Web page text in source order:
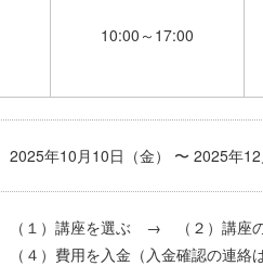
10:00～17:00
2025年10月10日（金） 〜 2025年
（１）講座を選ぶ → （２）講
（４）費用を入金（入金確認の